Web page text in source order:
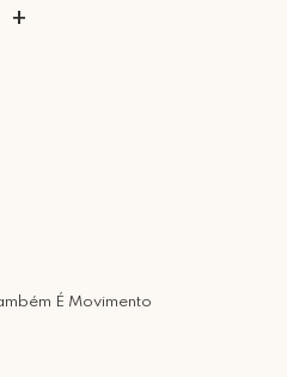
+
É Movimento